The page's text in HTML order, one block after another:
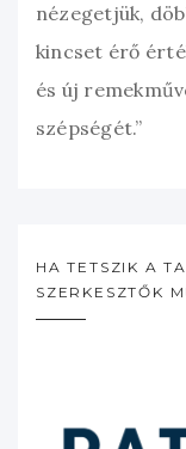
nézegetjük,
kincset érő
és új
szépségét.”
HA TETSZIK A
SZERKESZTŐK